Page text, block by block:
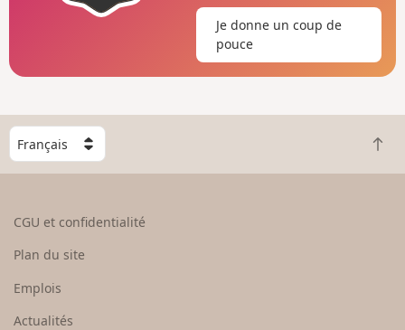
Je donne un coup de
pouce
C
h
o
e
u
R
e
CGU et confidentialité
Plan du site
Emplois
Actualités